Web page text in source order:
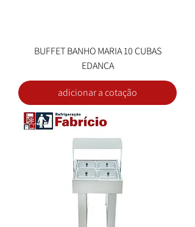
BUFFET BANHO MARIA 10 CUBAS
EDANCA
adicionar a cotação